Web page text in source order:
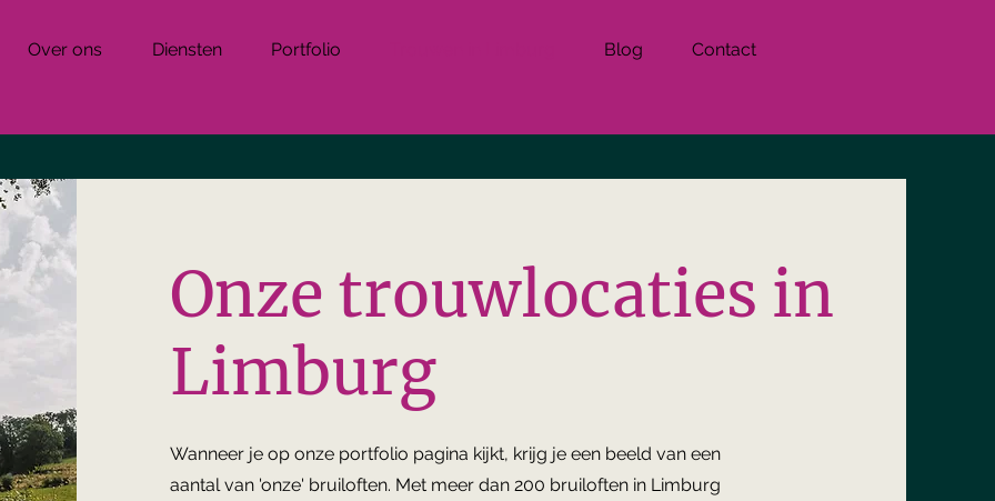
Over ons Diensten Portfolio Blog Contact
Onze trouwlocaties in
Limburg
Wanneer je op onze portfolio pagina kijkt, krijg je een beeld van een
aantal van 'onze' bruiloften. Met meer dan 200 bruiloften in Limburg